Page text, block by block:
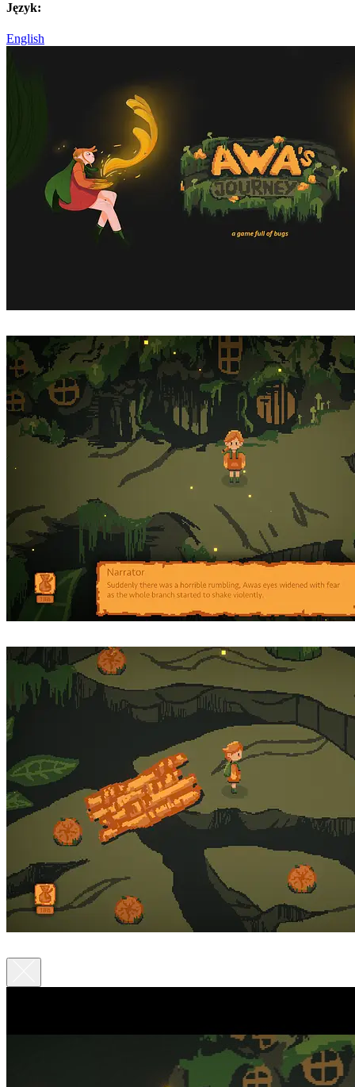
Język:
English